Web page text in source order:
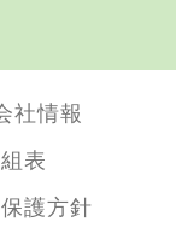
社情報
表
護方針